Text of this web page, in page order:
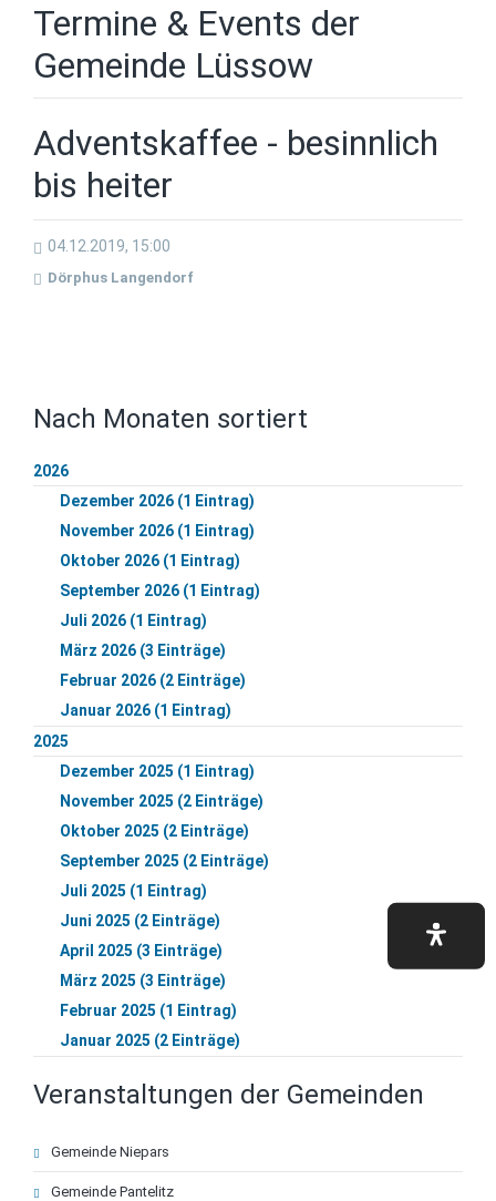
Termine & Events der
Gemeinde Lüssow
Adventskaffee - besinnlich
bis heiter
04.12.2019, 15:00
Dörphus Langendorf
Nach Monaten sortiert
2026
Dezember 2026 (1 Eintrag)
November 2026 (1 Eintrag)
Oktober 2026 (1 Eintrag)
September 2026 (1 Eintrag)
Juli 2026 (1 Eintrag)
März 2026 (3 Einträge)
Februar 2026 (2 Einträge)
Januar 2026 (1 Eintrag)
2025
Dezember 2025 (1 Eintrag)
November 2025 (2 Einträge)
Oktober 2025 (2 Einträge)
September 2025 (2 Einträge)
Juli 2025 (1 Eintrag)
Juni 2025 (2 Einträge)
April 2025 (3 Einträge)
März 2025 (3 Einträge)
Februar 2025 (1 Eintrag)
Januar 2025 (2 Einträge)
Veranstaltungen der Gemeinden
Navigation
überspringen
Gemeinde Niepars
Gemeinde Pantelitz